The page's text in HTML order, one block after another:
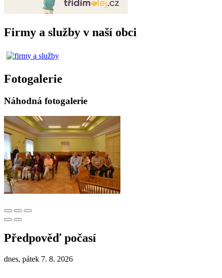
Firmy a služby v naší obci
Fotogalerie
Náhodná fotogalerie
Předpověď počasí
dnes, pátek 7. 8. 2026